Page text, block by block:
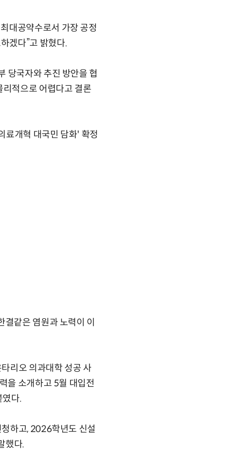
대공약수로서 가장 공정
겠다”고 밝혔다.
당국자와 추진 방안을 협
리적으로 어렵다고 결론
료개혁 대국민 담화' 확정
같은 염원과 노력이 이
리오 의과대학 성공 사
을 소개하고 5월 대입전
였다.
하고, 2026학년도 신설
했다.